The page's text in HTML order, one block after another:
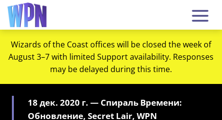
Wizards of the Coast offices will be closed the week of
August 3–7 with limited Support availability. Responses
may be delayed during this time.
18 дек. 2020 г. — Спираль Времени:
Обновление, Secret Lair, WPN